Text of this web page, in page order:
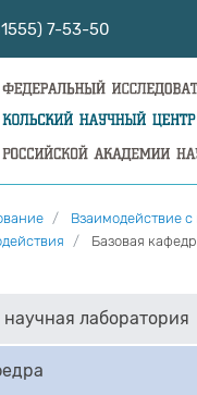
7-53-50
Взаимодействие с
Базовая
лаборатория